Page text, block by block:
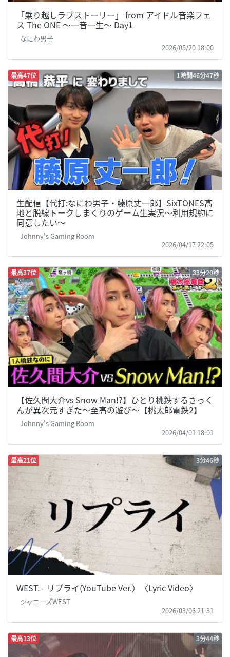
「乗り越しラブストーリー」 from アイドル音楽フェ
ス The ONE ～一音一生～ Day1
なにわ男子
2026/05/20 18:00
最高47位 1時間46分47秒
生配信【代打:なにわ男子・藤原丈一郎】SixTONES髙
地と脱線トークしまくりのゲーム生実況～利用規約に
同意したい～
Johnny's Gaming Room
2026/04/17 22:05
最高37位 33分20秒
【佐久間大介vs Snow Man!?】ひとり桃鉄するさっく
んが異次元すぎた～至高の遊び～【桃太郎電鉄2】
Johnny's Gaming Room
2026/04/01 18:01
最高21位 3分46秒
WEST. - リプライ(YouTube Ver.）〈Lyric Video〉
ジャニーズWEST
2026/03/06 21:31
最高13位 3分44秒